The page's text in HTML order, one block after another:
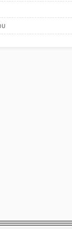
φρουρός 2
το Πυροφυλάκιο
το ιστορικό
της Σπάρτης;